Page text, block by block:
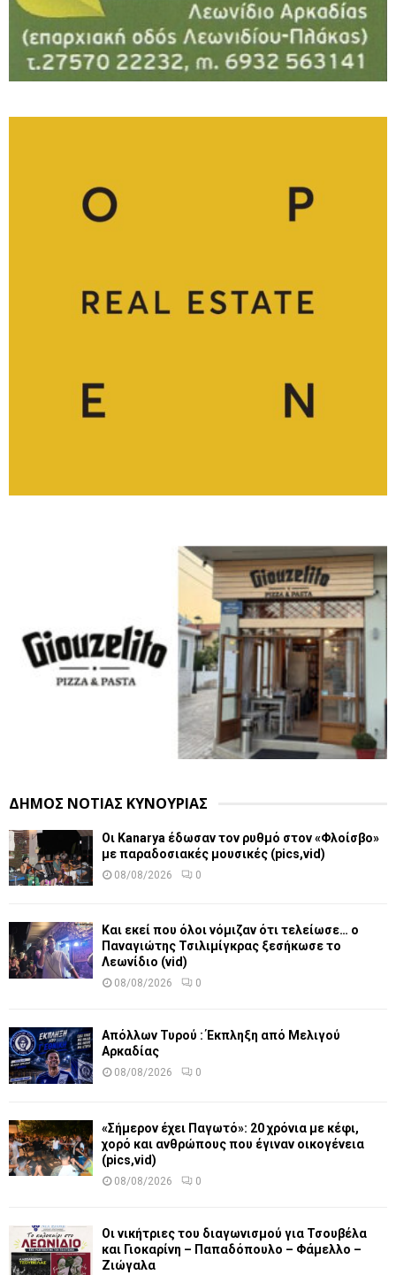
ΔΗΜΟΣ ΝΟΤΙΑΣ ΚΥΝΟΥΡΙΑΣ
Οι Kanarya έδωσαν τον ρυθμό στον «Φλοίσβο»
με παραδοσιακές μουσικές (pics,vid)
08/08/2026 0
Και εκεί που όλοι νόμιζαν ότι τελείωσε… ο
Παναγιώτης Τσιλιμίγκρας ξεσήκωσε το
Λεωνίδιο (vid)
08/08/2026 0
Απόλλων Τυρού : Έκπληξη από Μελιγού
Αρκαδίας
08/08/2026 0
«Σήμερον έχει Παγωτό»: 20 χρόνια με κέφι,
χορό και ανθρώπους που έγιναν οικογένεια
(pics,vid)
08/08/2026 0
Οι νικήτριες του διαγωνισμού για Τσουβέλα
και Γιοκαρίνη – Παπαδόπουλο – Φάμελλο –
Ζιώγαλα